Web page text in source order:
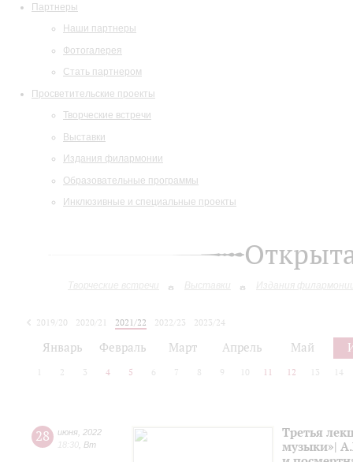
Партнеры
Наши партнеры
Фотогалерея
Стать партнером
Просветительские проекты
Творческие встречи
Выставки
Издания филармонии
Образовательные программы
Инклюзивные и специальные проекты
Творческие встречи Выставки Издания
2019/20 2020/21 2021/22 2022/23
2023/24
Январь Февраль Март Апрель Май
2 3 4 5 6 7 8 9 10 11 12 13 14
28 июня 2022
18:30 Вт
Третья
музыки»|